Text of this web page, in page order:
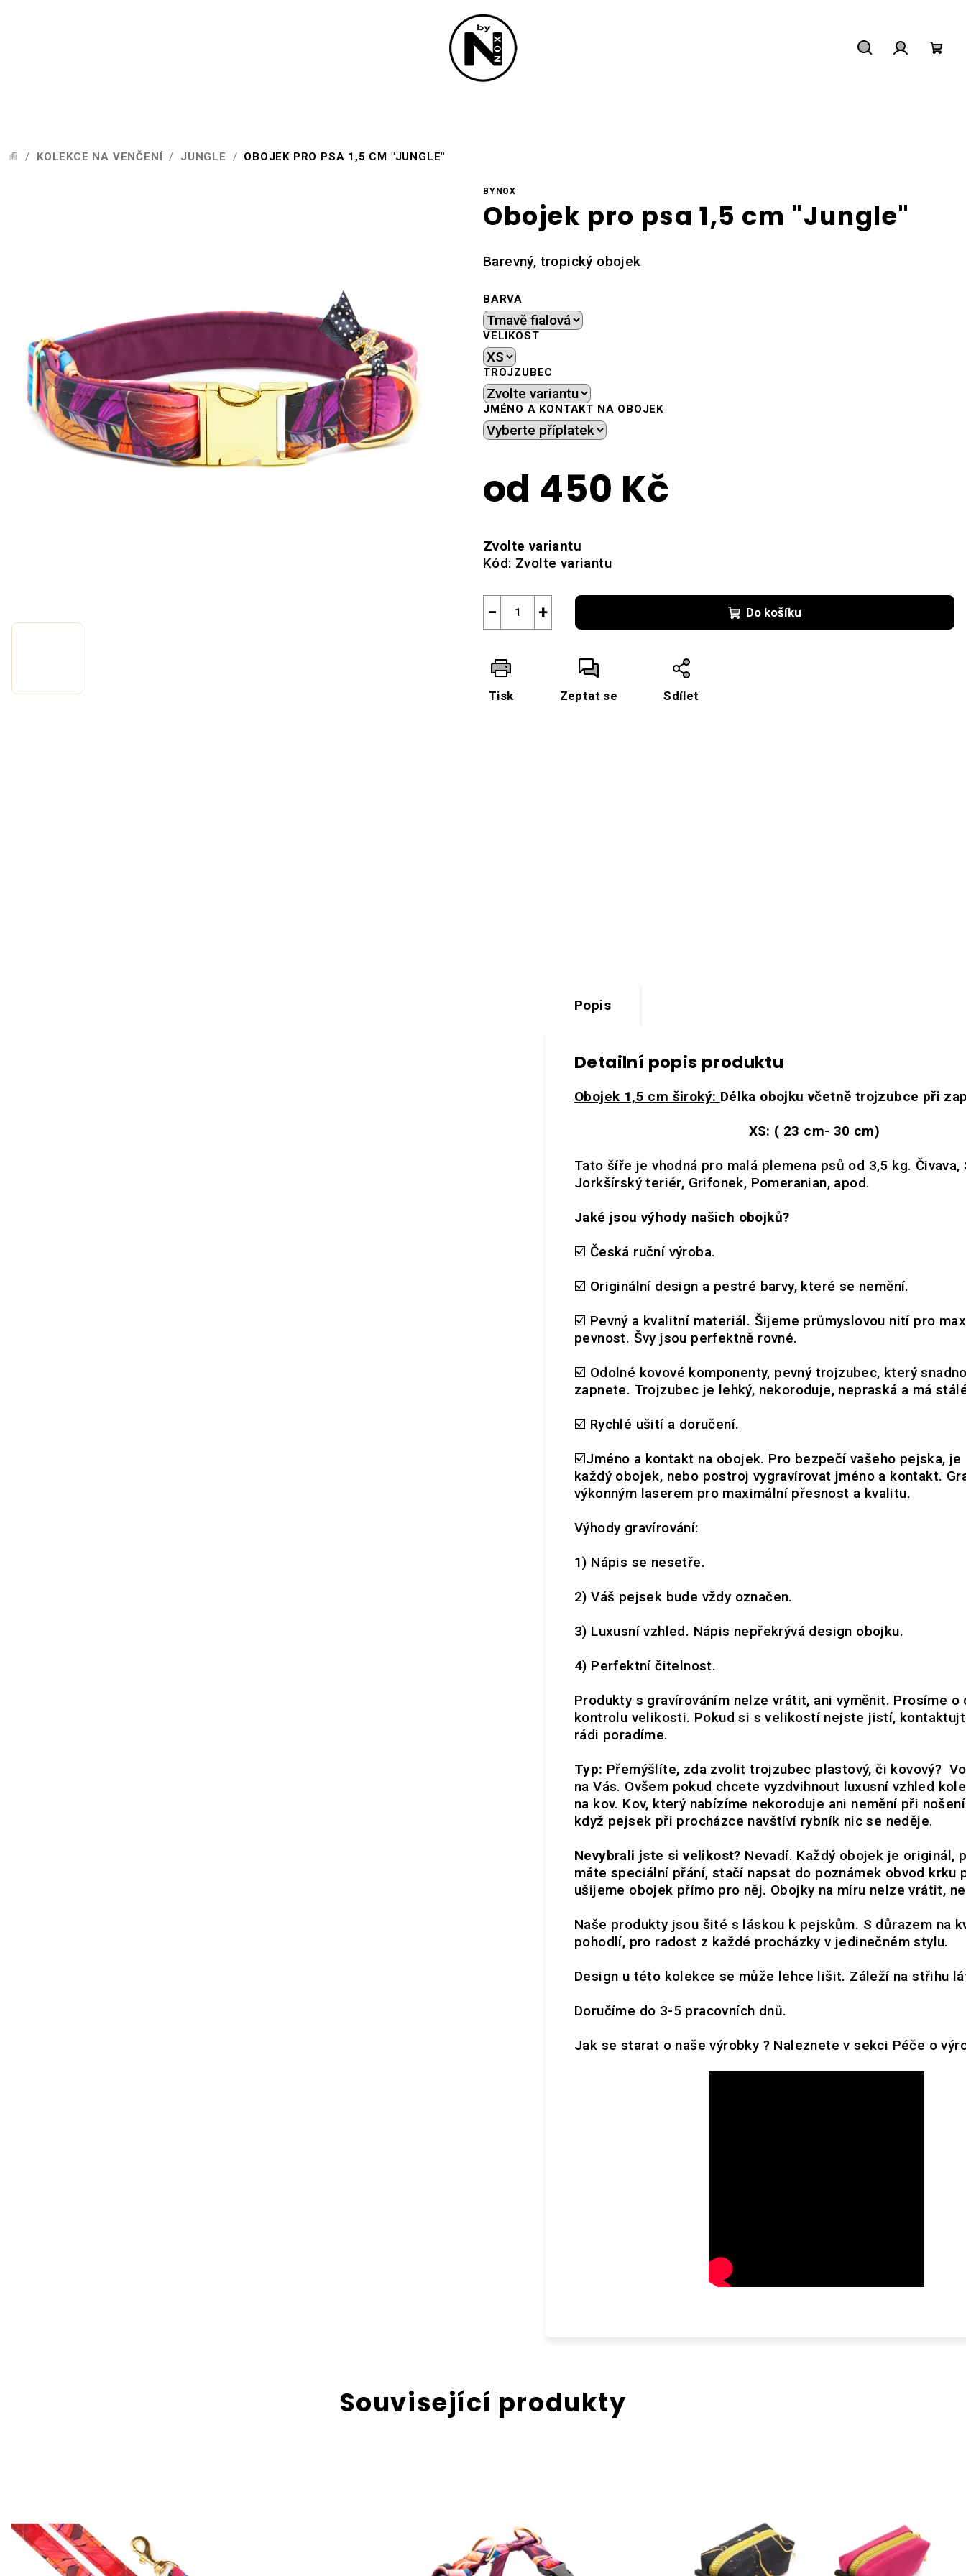
DOMŮ
/ KOLEKCE NA VENČENÍ / JUNGLE / OBOJEK PRO PSA 1,5 CM "JUNGLE"
BYNOX
Obojek pro psa 1,5 cm "Jungle"
Barevný, tropický obojek
BARVA
VELIKOST
TROJZUBEC
JMÉNO A KONTAKT NA OBOJEK
od 450 Kč
cena:
Zvolte variantu
Kód: Zvolte variantu
+
− Do košíku
Tisk Zeptat se Sdílet
Popis
Detailní popis produktu
Obojek 1,5 cm široký: Délka obojku včetně trojzubce při
XS: ( 23 cm- 30 cm)
Tato šíře je vhodná pro malá plemena psů od 3,5 kg. Čivava,
Jorkšírský teriér, Grifonek, Pomeranian, apod.
Jaké jsou výhody našich obojků?
☑️ Česká ruční výroba.
☑️ Originální design a pestré barvy, které se nemění.
☑️ Pevný a kvalitní materiál. Šijeme průmyslovou nití pro
pevnost. Švy jsou perfektně rovné.
☑️ Odolné kovové komponenty, pevný trojzubec, který
zapnete. Trojzubec je lehký, nekoroduje, nepraská a má
☑️ Rychlé ušití a doručení.
☑️Jméno a kontakt na obojek. Pro bezpečí vašeho pejska, je
každý obojek, nebo postroj vygravírovat jméno a kontakt.
výkonným laserem pro maximální přesnost a kvalitu.
Výhody gravírování:
1) Nápis se nesetře.
2) Váš pejsek bude vždy označen.
3) Luxusní vzhled. Nápis nepřekrývá design obojku.
4) Perfektní čitelnost.
Produkty s gravírováním nelze vrátit, ani vyměnit. Prosíme o
kontrolu velikosti. Pokud si s velikostí nejste jistí,
rádi poradíme.
Typ: Přemýšlíte, zda zvolit trojzubec plastový, či kovový?
na Vás. Ovšem pokud chcete vyzdvihnout luxusní vzhled
na kov. Kov, který nabízíme nekoroduje ani nemění při
když pejsek při procházce navštíví rybník nic se neděje.
Nevybrali jste si velikost? Nevadí. Každý obojek je originál,
máte speciální přání, stačí napsat do poznámek obvod krku
ušijeme obojek přímo pro něj. Obojky na míru nelze vrátit,
Naše produkty jsou šité s láskou k pejskům. S důrazem na
pohodlí, pro radost z každé procházky v jedinečném stylu.
Design u této kolekce se může lehce lišit. Záleží na střihu
Doručíme do 3-5 pracovních dnů.
Jak se starat o naše výrobky ? Naleznete v sekci Péče o
Související produkty